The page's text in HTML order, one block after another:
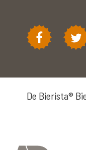
De Bierista®